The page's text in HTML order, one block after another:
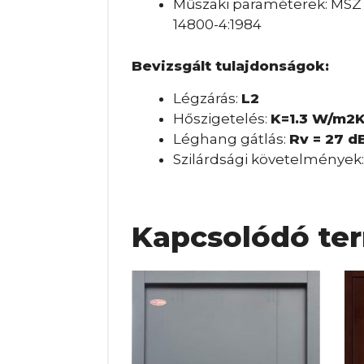
Műszaki paraméterek: MSZ
14800-4:1984
Bevizsgált tulajdonságok:
Légzárás: L2
Hőszigetelés: K=1.3 W/
Léghang gátlás: Rv = 27
Szilárdsági követelmények:
Kapcsolódó